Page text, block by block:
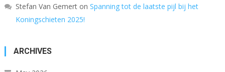
Stefan Van Gemerton Spanning tot de laatste pijl bij het
Koningschieten 2025!
ARCHIVES